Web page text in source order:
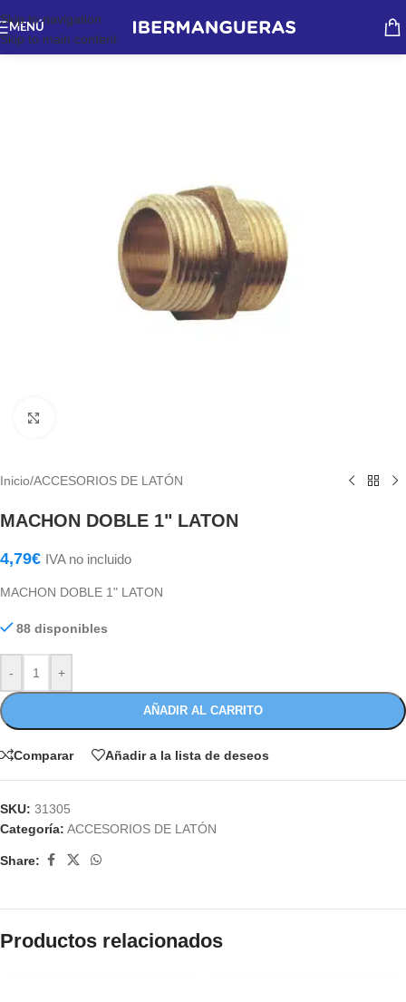
Skip to navigation
Skip to main content
MENÚ
Inicio/ACCESORIOS DE LATÓN
MACHON DOBLE 1" LATON
4,79€ IVA no incluido
MACHON DOBLE 1" LATON
88 disponibles
- +
AÑADIR AL CARRITO
Comparar Añadir a la lista de deseos
SKU: 31305
Categoría: ACCESORIOS DE LATÓN
Share:
Productos relacionados